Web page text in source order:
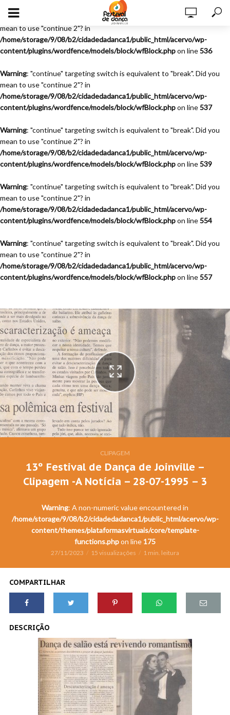
Warning
: "continue" targeting switch is equivalent to "break". Did you
mean to use "continue 2"? in
/home/storage/9/08/b2/cidadedadanca1/public_html/acervo/wp-
content/plugins/wordfence/models/block/wfBlock.phpon line536
Warning: "continue" targeting switch is equivalent to "break". Did you
mean to use "continue 2"? in
/home/storage/9/08/b2/cidadedadanca1/public_html/acervo/wp-
content/plugins/wordfence/models/block/wfBlock.phpon line537
Warning: "continue" targeting switch is equivalent to "break". Did you
mean to use "continue 2"? in
/home/storage/9/08/b2/cidadedadanca1/public_html/acervo/wp-
content/plugins/wordfence/models/block/wfBlock.phpon line539
Warning: "continue" targeting switch is equivalent to "break". Did you
mean to use "continue 2"? in
/home/storage/9/08/b2/cidadedadanca1/public_html/acervo/wp-
content/plugins/wordfence/models/block/wfBlock.phpon line554
Warning: "continue" targeting switch is equivalent to "break". Did you
mean to use "continue 2"? in
/home/storage/9/08/b2/cidadedadanca1/public_html/acervo/wp-
content/plugins/wordfence/models/block/wfBlock.phpon line557
Festival de Dança de Joinville - 13a. Edição - 1995
CLIPAGEM
13º Festival de Dança de Joinville –
Clipagem -A Notícia – 28-07-1995 – 3
Warning: A non-numeric value encountered in
/home/storage/9/08/b2/cidadedadanca1/public_html/acervo/wp-
content/themes/plataformasvirtuais/core/template-
functions.phpon line 175
27/11/2023 15 visualizações 1 min. leitura
COMPARTILHAR
DESCRIÇÃO